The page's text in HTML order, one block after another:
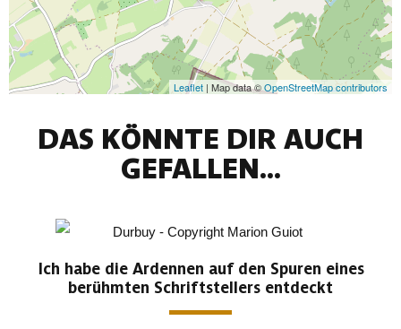
Leaflet | Map data ©OpenStreetMap contributors
DAS KÖNNTE DIR AUCH
GEFALLEN...
Ich habe die Ardennen auf den Spuren eines
berühmten Schriftstellers entdeckt